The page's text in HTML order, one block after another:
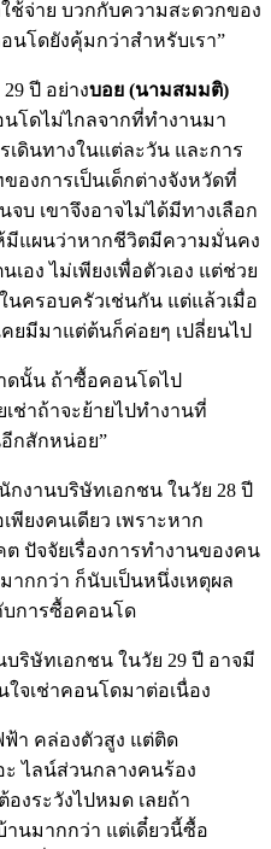
จ่าย บวกกับความสะดวกของ
นโดยังคุ้มกว่าสำหรับเรา”
ปี อย่างบอย (นามสมมติ)
โดไม่ไกลจากที่ทำงานมา
เดินทางในแต่ละวัน และการ
องการเป็นเด็กต่างจังหวัดที่
จบ เขาจึงอาจไม่ได้มีทางเลือก
มีแผนว่าหากชีวิตมีความมั่นคง
อง ไม่เพียงเพื่อตัวเอง แต่ช่วย
นครอบครัวเช่นกัน แต่แล้วเมื่อ
ยมีมาแต่ต้นก็ค่อยๆ เปลี่ยนไป
ดนั้น ถ้าซื้อคอนโดไป
ช่าถ้าจะย้ายไปทำงานที่
กสักหน่อย”
กงานบริษัทเอกชน ในวัย 28 ปี
พียงคนเดียว เพราะหาก
ปัจจัยเรื่องการทำงานของคน
ากกว่า ก็นับเป็นหนึ่งเหตุผล
การซื้อคอนโด
ริษัทเอกชน ในวัย 29 ปี อาจมี
จเช่าคอนโดมาต่อเนื่อง
า คล่องตัวสูง แต่ติด
ะ ไลน์ส่วนกลางคนร้อง
งระวังไปหมด เลยถ้า
นมากกว่า แต่เดี๋ยวนี้ซื้อ